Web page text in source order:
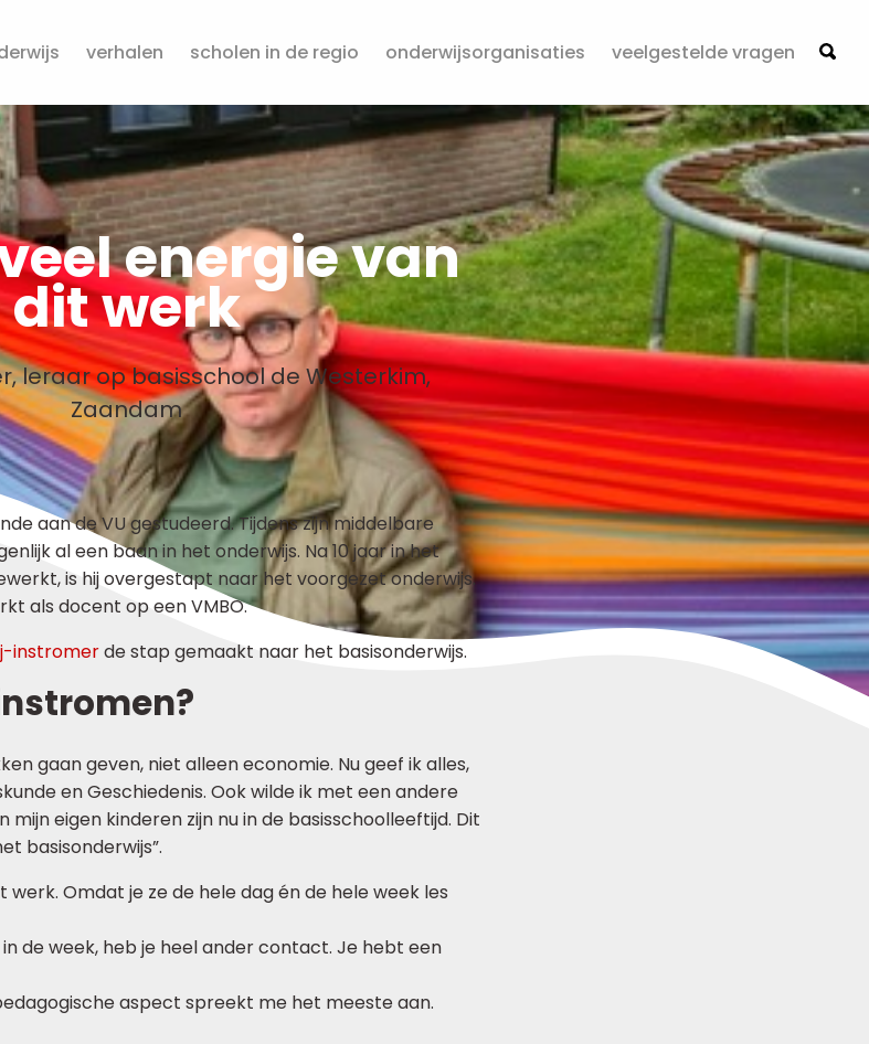
verhalen scholen in de regio onderwijsorganisaties veelgestelde vragen
energie van
dit werk
leraar op basisschool de Westerkim,
Zaandam
aan de VU gestudeerd. Tijdens zijn middelbare
al een baan in het onderwijs. Na 10 jaar in het
is hij overgestapt naar het voorgezet onderwijs.
als docent op een VMBO.
instromerde stap gemaakt naar het basisonderwijs.
gaan geven, niet alleen economie. Nu geef ik alles,
en Geschiedenis. Ook wilde ik met een andere
mijn eigen kinderen zijn nu in de basisschoolleeftijd. Dit
basisonderwijs”.
werk. Omdat je ze de hele dag én de hele week les
de week, heb je heel ander contact. Je hebt een
aspect spreekt me het meeste aan.